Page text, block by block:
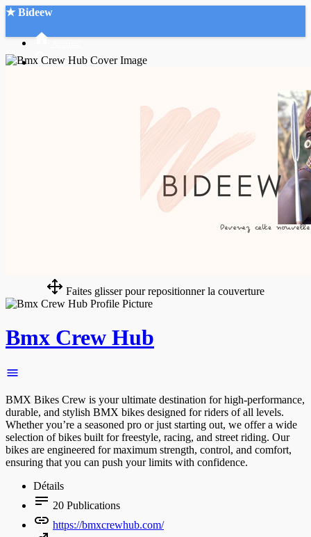
★ Bideew
Faites glisser pour repositionner la couverture
Bmx Crew Hub
BMX Bikes Crew is your ultimate destination for high-performance,
durable, and stylish BMX bikes designed for riders of all levels.
Whether you’re a seasoned pro or just starting out, we offer a wide
selection of bikes built for freestyle, racing, and street riding. Our
bikes are engineered for maximum strength, control, and comfort,
ensuring that you can push your limits with confidence.
Détails
20 Publications
https://bmxcrewhub.com/